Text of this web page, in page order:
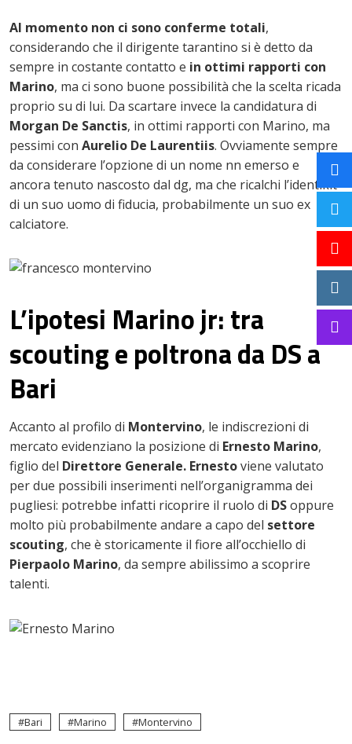
Al momento non ci sono conferme totali,
considerando che il dirigente tarantino si è detto da
sempre in costante contatto e in ottimi rapporti con
Marino, ma ci sono buone possibilità che la scelta ricada
proprio su di lui. Da scartare invece la candidatura di
Morgan De Sanctis, in ottimi rapporti con Marino, ma
pessimi con Aurelio De Laurentiis. Ovviamente sempre
da considerare l’opzione di un nome nn emerso e
ancora tenuto nascosto dal dg, ma che ricalchi l’identikit
di un suo uomo di fiducia, probabilmente un suo ex
calciatore.
L’ipotesi Marino jr: tra
scouting e poltrona da DS a
Bari
Accanto al profilo di Montervino, le indiscrezioni di
mercato evidenziano la posizione di Ernesto Marino,
figlio del Direttore Generale. Ernestoviene valutato
per due possibili inserimenti nell’organigramma dei
pugliesi: potrebbe infatti ricoprire il ruolo di DSoppure
molto più probabilmente andare a capo del settore
scouting, che è storicamente il fiore all’occhiello di
Pierpaolo Marino, da sempre abilissimo a scoprire
talenti.
Bari Marino Montervino